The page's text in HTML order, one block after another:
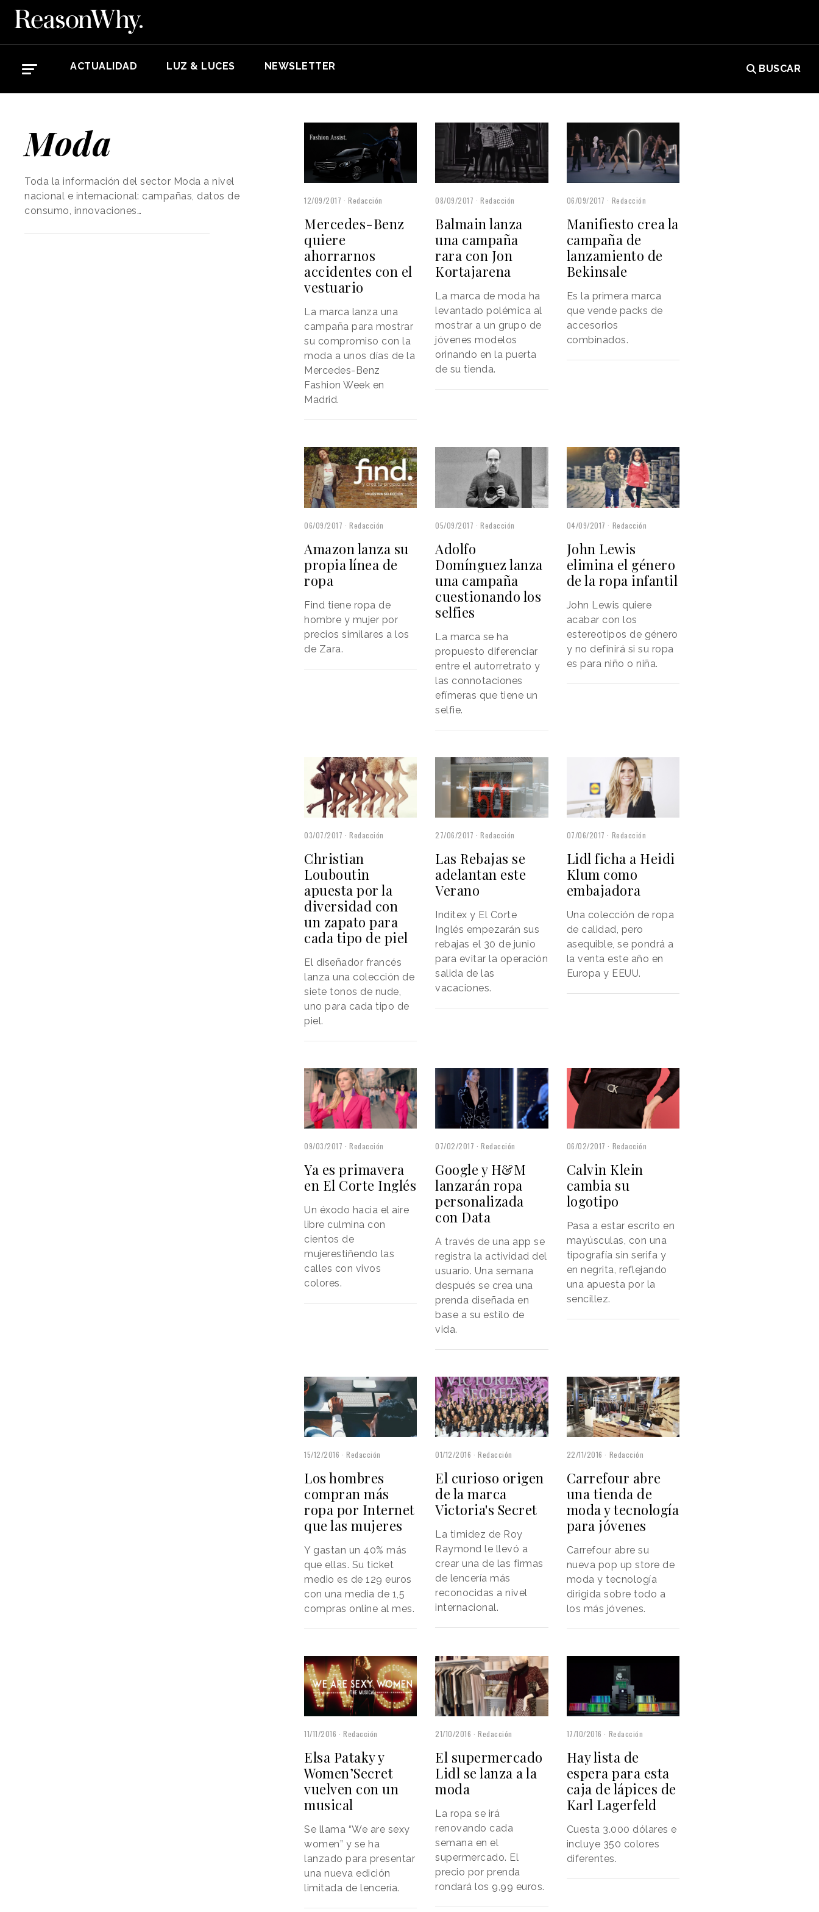
ACTUALIDAD LUZ & LUCES NEWSLETTER BUSCAR
Moda
Toda la información del sector Moda a nivel
nacional e internacional: campañas, datos de
consumo, innovaciones…
12/09/2017 Redacción
Mercedes-Benz
quiere
ahorrarnos
accidentes con el
vestuario
La marca lanza una
campaña para mostrar
su compromiso con la
moda a unos días de la
Mercedes-Benz
Fashion Week en
Madrid.
08/09/2017 Redacción
Balmain lanza
una campaña
rara con Jon
Kortajarena
La marca de moda ha
levantado polémica al
mostrar a un grupo de
jóvenes modelos
orinando en la puerta
de su tienda.
06/09/2017 Redacción
Manifiesto crea la
campaña de
lanzamiento de
Bekinsale
Es la primera marca
que vende packs de
accesorios
combinados.
06/09/2017 Redacción
Amazon lanza su
propia línea de
ropa
Find tiene ropa de
hombre y mujer por
precios similares a los
de Zara.
05/09/2017 Redacción
Adolfo
Domínguez lanza
una campaña
cuestionando los
selfies
La marca se ha
propuesto diferenciar
entre el autorretrato y
las connotaciones
efímeras que tiene un
selfie.
04/09/2017 Redacción
John Lewis
elimina el género
de la ropa infantil
John Lewis quiere
acabar con los
estereotipos de género
y no definirá si su ropa
es para niño o niña.
03/07/2017 Redacción
Christian
Louboutin
apuesta por la
diversidad con
un zapato para
cada tipo de piel
El diseñador francés
lanza una colección de
siete tonos de nude,
uno para cada tipo de
piel.
27/06/2017 Redacción
Las Rebajas se
adelantan este
Verano
Inditex y El Corte
Inglés empezarán sus
rebajas el 30 de junio
para evitar la operación
salida de las
vacaciones.
07/06/2017 Redacción
Lidl ficha a Heidi
Klum como
embajadora
Una colección de ropa
de calidad, pero
asequible, se pondrá a
la venta este año en
Europa y EEUU.
09/03/2017 Redacción
Ya es primavera
en El Corte Inglés
Un éxodo hacia el aire
libre culmina con
cientos de
mujerestiñendo las
calles con vivos
colores.
07/02/2017 Redacción
Google y H&M
lanzarán ropa
personalizada
con Data
A través de una app se
registra la actividad del
usuario. Una semana
después se crea una
prenda diseñada en
base a su estilo de
vida.
06/02/2017 Redacción
Calvin Klein
cambia su
logotipo
Pasa a estar escrito en
mayúsculas, con una
tipografía sin serifa y
en negrita, reflejando
una apuesta por la
sencillez.
15/12/2016 Redacción
Los hombres
compran más
ropa por Internet
que las mujeres
Y gastan un 40% más
que ellas. Su ticket
medio es de 129 euros
con una media de 1,5
compras online al mes.
01/12/2016 Redacción
El curioso origen
de la marca
Victoria's Secret
La timidez de Roy
Raymond le llevó a
crear una de las firmas
de lencería más
reconocidas a nivel
internacional.
22/11/2016 Redacción
Carrefour abre
una tienda de
moda y tecnología
para jóvenes
Carrefour abre su
nueva pop up store de
moda y tecnología
dirigida sobre todo a
los más jóvenes.
11/11/2016 Redacción
Elsa Pataky y
Women’Secret
vuelven con un
musical
Se llama “We are sexy
women” y se ha
lanzado para presentar
una nueva edición
limitada de lencería.
21/10/2016 Redacción
El supermercado
Lidl se lanza a la
moda
La ropa se irá
renovando cada
semana en el
supermercado. El
precio por prenda
rondará los 9,99 euros.
17/10/2016 Redacción
Hay lista de
espera para esta
caja de lápices de
Karl Lagerfeld
Cuesta 3.000 dólares e
incluye 350 colores
diferentes.